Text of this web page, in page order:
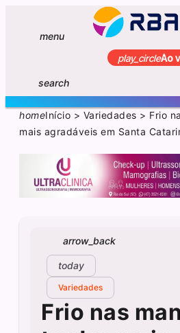
menu
play_circleAo
search
homeInício > Variedades > Frio
mais agradáveis em Santa
arrow_back
today
Variedades
Frio nas